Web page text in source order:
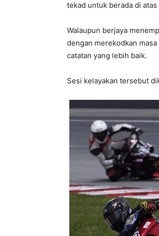
tekad untuk berada di
Walaupun berjaya
dengan merekodkan
catatan yang lebih baik.
Sesi kelayakan tersebut